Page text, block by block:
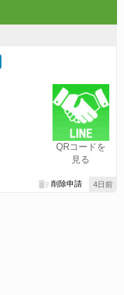
QRコードを
見る
4日前
削除申請